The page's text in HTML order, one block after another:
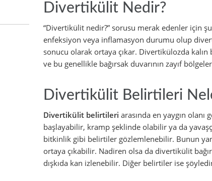
Divertikülit Nedir?
“Divertikülit nedir?” sorusu merak edenler için
enfeksiyon veya inflamasyon durumu olup
sonucu olarak ortaya çıkar. Divertikülozda
ve bu genellikle bağırsak duvarının zayıf
Divertikülit Belirtileri
Divertikülit belirtileri arasında en yaygın olanı
başlayabilir, kramp şeklinde olabilir ya da
bitkinlik gibi belirtiler gözlemlenebilir. Bunun
ortaya çıkabilir. Nadiren olsa da divertikülit
dışkıda kan izlenebilir. Diğer belirtiler ise